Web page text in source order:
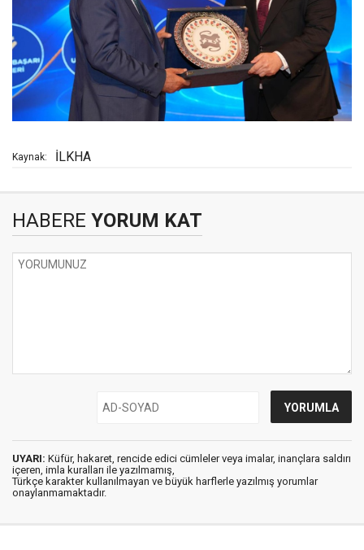
Kaynak: İLKHA
HABERE YORUM KAT
UYARI: Küfür, hakaret, rencide edici cümleler veya imalar, inançlara saldırı
içeren, imla kuralları ile yazılmamış,
Türkçe karakter kullanılmayan ve büyük harflerle yazılmış yorumlar
onaylanmamaktadır.